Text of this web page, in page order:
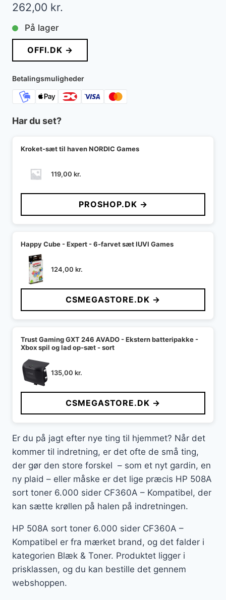
262,00 kr.
På lager
OFFI.DK →
Betalingsmuligheder
Har du set?
Kroket-sæt til haven NORDIC Games
119,00 kr.
PROSHOP.DK →
Happy Cube - Expert - 6-farvet sæt IUVI Games
124,00 kr.
CSMEGASTORE.DK →
Trust Gaming GXT 246 AVADO - Ekstern batteripakke -
Xbox spil og lad op-sæt - sort
135,00 kr.
CSMEGASTORE.DK →
Er du på jagt efter nye ting til hjemmet? Når det
kommer til indretning, er det ofte de små ting,
der gør den store forskel – som et nyt gardin, en
ny plaid – eller måske er det lige præcis HP 508A
sort toner 6.000 sider CF360A – Kompatibel, der
kan sætte krøllen på halen på indretningen.
HP 508A sort toner 6.000 sider CF360A –
Kompatibel er fra mærket brand, og det falder i
kategorien Blæk & Toner. Produktet ligger i
prisklassen, og du kan bestille det gennem
webshoppen.